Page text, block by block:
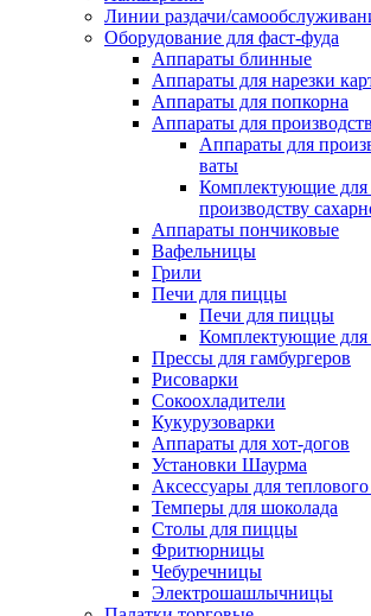
Линии раздачи/
Оборудование для фаст-фуда
Аппараты блинные
Аппараты для нарезки
Аппараты для попкорна
Аппараты для
Аппараты для
ваты
Комплектующие для
производству
Аппараты пончиковые
Вафельницы
Грили
Печи для пиццы
Печи для пиццы
Комплектующие
Прессы для гамбургеров
Рисоварки
Сокоохладители
Кукурузоварки
Аппараты для хот-догов
Установки Шаурма
Аксессуары для
Темперы для шоколада
Столы для пиццы
Фритюрницы
Чебуречницы
Электрошашлычницы